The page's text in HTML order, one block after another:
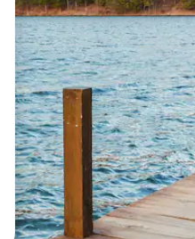
se strelicama prema